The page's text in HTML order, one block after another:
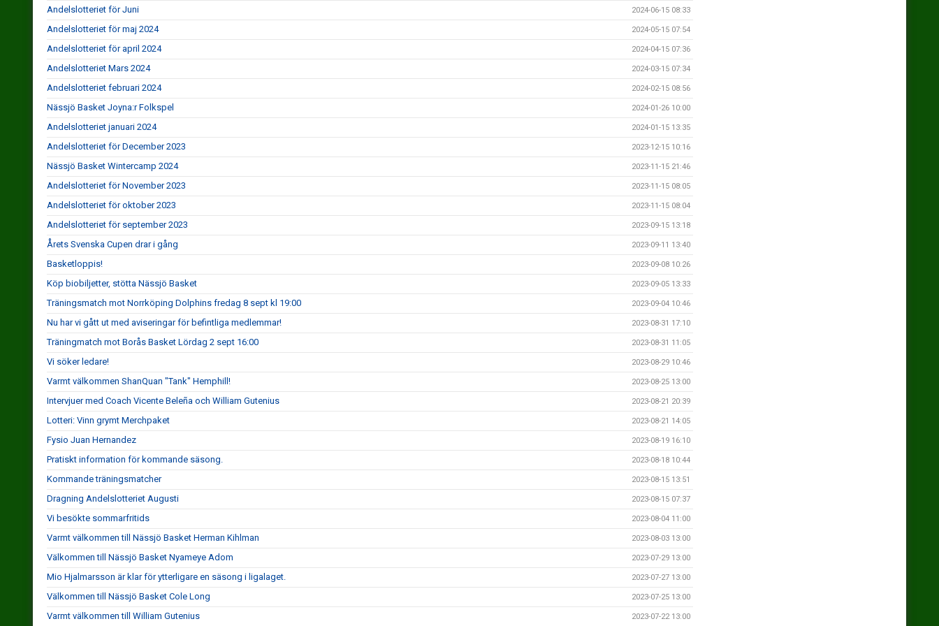
Andelslotteriet för Juni 2024-06-15 08:33
Andelslotteriet för maj 2024 2024-05-15 07:54
Andelslotteriet för april 2024 2024-04-15 07:36
Andelslotteriet Mars 2024 2024-03-15 07:34
Andelslotteriet februari 2024 2024-02-15 08:56
Nässjö Basket Joyna:r Folkspel 2024-01-26 10:00
Andelslotteriet januari 2024 2024-01-15 13:35
Andelslotteriet för December 2023 2023-12-15 10:16
Nässjö Basket Wintercamp 2024 2023-11-15 21:46
Andelslotteriet för November 2023 2023-11-15 08:05
Andelslotteriet för oktober 2023 2023-11-15 08:04
Andelslotteriet för september 2023 2023-09-15 13:18
Årets Svenska Cupen drar i gång 2023-09-11 13:40
Basketloppis! 2023-09-08 10:26
Köp biobiljetter, stötta Nässjö Basket 2023-09-05 13:33
Träningsmatch mot Norrköping Dolphins fredag 8 sept kl 19:00 2023-09-04 10:46
Nu har vi gått ut med aviseringar för befintliga medlemmar! 2023-08-31 17:10
Träningmatch mot Borås Basket Lördag 2 sept 16:00 2023-08-31 11:05
Vi söker ledare! 2023-08-29 10:46
Varmt välkommen ShanQuan "Tank" Hemphill! 2023-08-25 13:00
Intervjuer med Coach Vicente Beleña och William Gutenius 2023-08-21 20:39
Lotteri: Vinn grymt Merchpaket 2023-08-21 14:05
Fysio Juan Hernandez 2023-08-19 16:10
Pratiskt information för kommande säsong. 2023-08-18 10:44
Kommande träningsmatcher 2023-08-15 13:51
Dragning Andelslotteriet Augusti 2023-08-15 07:37
Vi besökte sommarfritids 2023-08-04 11:00
Varmt välkommen till Nässjö Basket Herman Kihlman 2023-08-03 13:00
Välkommen till Nässjö Basket Nyameye Adom 2023-07-29 13:00
Mio Hjalmarsson är klar för ytterligare en säsong i ligalaget. 2023-07-27 13:00
Välkommen till Nässjö Basket Cole Long 2023-07-25 13:00
Varmt välkommen till William Gutenius 2023-07-22 13:00